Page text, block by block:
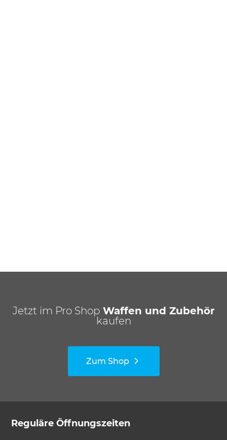
Jetzt im Pro Shop Waffen und Zubehör
kaufen
Zum Shop
Reguläre Öffnungszeiten